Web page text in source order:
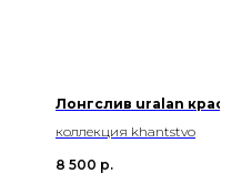
Лонгслив uralan
коллекция khantstvo
8 500 р.